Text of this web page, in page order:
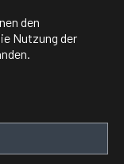
den
Nutzung der